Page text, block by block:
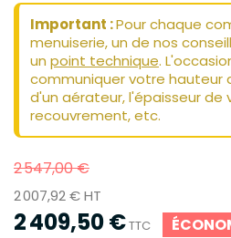
Important :Pour chaque
menuiserie, un de nos
un point technique.
communiquer votre hauteur
d'un aérateur, l'épaisseur de
recouvrement, etc.
2 547,00 €
2 007,92 € HT
2 409,50 €TTC